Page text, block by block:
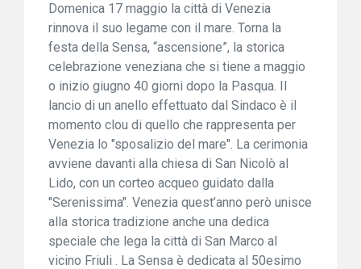
Domenica 17 maggio la città di Venezia
rinnova il suo legame con il mare. Torna la
festa della Sensa, “ascensione”, la storica
celebrazione veneziana che si tiene a maggio
o inizio giugno 40 giorni dopo la Pasqua. Il
lancio di un anello effettuato dal Sindaco è il
momento clou di quello che rappresenta per
Venezia lo "sposalizio del mare". La cerimonia
avviene davanti alla chiesa di San Nicolò al
Lido, con un corteo acqueo guidato dalla
"Serenissima". Venezia quest’anno però unisce
alla storica tradizione anche una dedica
speciale che lega la città di San Marco al
vicino Friuli . La Sensa è dedicata al 50esimo